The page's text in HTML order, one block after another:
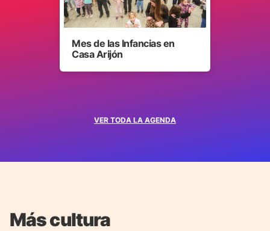
VER TODA LA AGENDA
Mes de las Infancias en
Casa Arijón
Más cultura